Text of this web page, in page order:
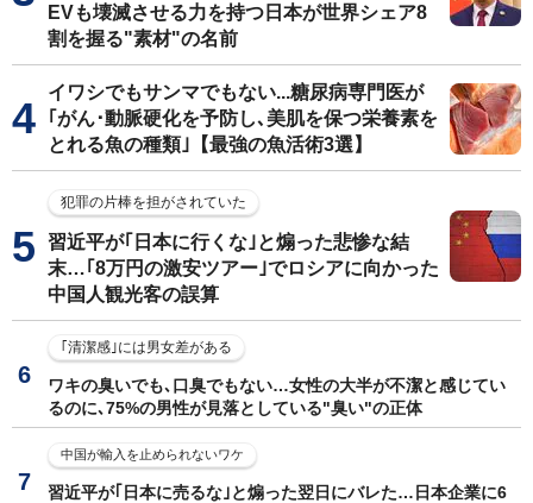
EVも壊滅させる力を持つ日本が世界シェア8
割を握る"素材"の名前
イワシでもサンマでもない...糖尿病専門医が
｢がん･動脈硬化を予防し､美肌を保つ栄養素を
とれる魚の種類｣【最強の魚活術3選】
犯罪の片棒を担がされていた
習近平が｢日本に行くな｣と煽った悲惨な結
末…｢8万円の激安ツアー｣でロシアに向かった
中国人観光客の誤算
｢清潔感｣には男女差がある
ワキの臭いでも､口臭でもない…女性の大半が不潔と感じてい
るのに､75%の男性が見落としている"臭い"の正体
中国が輸入を止められないワケ
習近平が｢日本に売るな｣と煽った翌日にバレた…日本企業に6